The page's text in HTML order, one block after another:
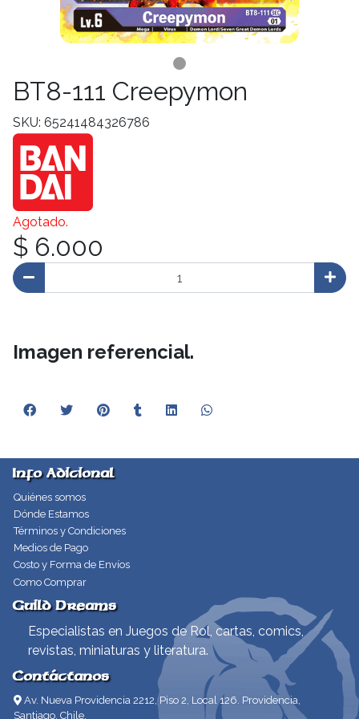
BT8-111 Creepymon
SKU: 65241484326786
Agotado.
$ 6.000
Imagen referencial.
Info Adicional
Quiénes somos
Dónde Estamos
Términos y Condiciones
Medios de Pago
Costo y Forma de Envíos
Como Comprar
Guild Dreams
Especialistas en Juegos de Rol, cartas, comics,
revistas, miniaturas y literatura.
Contáctanos
Av. Nueva Providencia 2212, Piso 2, Local 126. Providencia,
Santiago, Chile.